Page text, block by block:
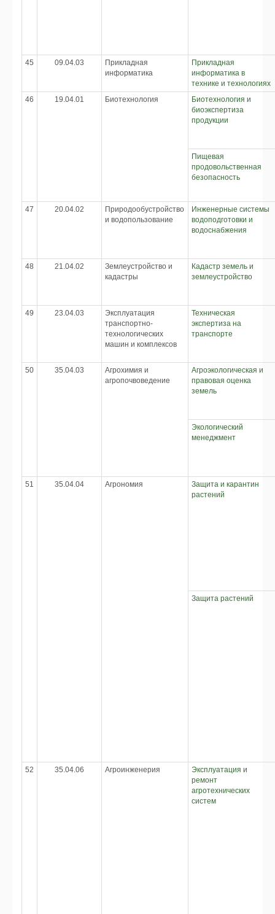
45 09.04.03
Прикладная
информатика
Прикладная
информатика в
технике и технологиях
46
19.04.01 Биотехнология
Биотехнология и
биоэкспертиза
продукции
Пищевая
продовольственная
безопасность
47 20.04.02
Природообустройство
и водопользование
Инженерные системы
водоподготовки и
водоснабжения
48 21.04.02
Землеустройство и
кадастры
Кадастр земель и
землеустройство
49 23.04.03
Эксплуатация
транспортно-
технологических
машин и комплексов
Техническая
экспертиза на
транспорте
50 35.04.03
Агрохимия и
агропочвоведение
Агроэкологическая и
правовая оценка
земель
Экологический
менеджмент
51 35.04.04 Агрономия
Защита и карантин
растений
Защита растений
52 35.04.06 Агроинженерия
Эксплуатация и
ремонт
агротехнических
систем